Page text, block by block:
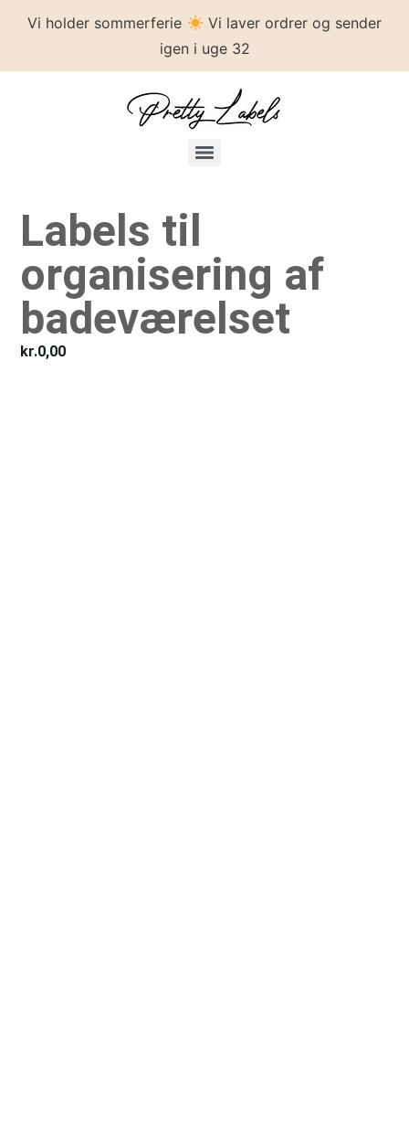
Vi holder sommerferie
Vi laver ordrer og sender
igen i uge 32
Labels til
organisering af
badeværelset
kr.0,00